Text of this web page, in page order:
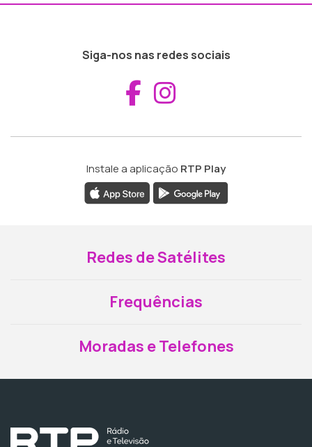
Siga-nos nas redes sociais
Aceder ao
Instale a aplicação RTP Play
Redes de Satélites
Frequências
Moradas e Telefones